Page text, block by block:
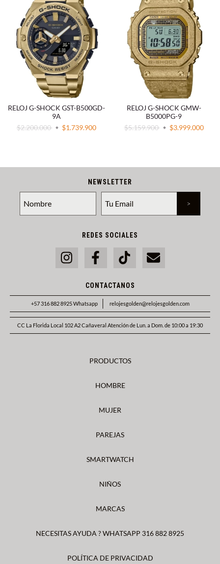
RELOJ G-SHOCK GST-B500GD-
9A
$2.200.000
$1.739.900
RELOJ G-SHOCK GMW-
B5000PG-9
$5.159.900
$3.999.000
NEWSLETTER
REDES SOCIALES
CONTACTANOS
+57 316 882 8925 Whatsapp relojesgolden@relojesgolden.com
CC La Florida Local 102 A2 Cañaveral Atención de Lun. a Dom. de 10:00 a 19:30
PRODUCTOS
HOMBRE
MUJER
PAREJAS
SMARTWATCH
NIÑOS
MARCAS
NECESITAS AYUDA ? WHATSAPP 316 882 8925
POLÍTICA DE PRIVACIDAD